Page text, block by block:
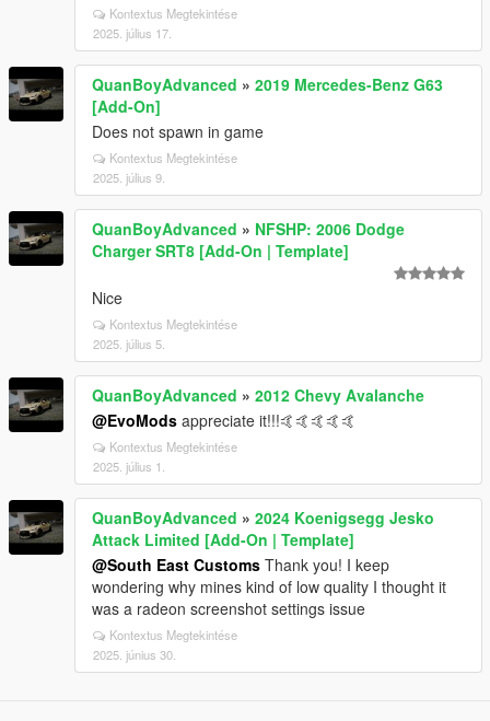
Kontextus Megtekintése
2025. július 17.
QuanBoyAdvanced » 2019 Mercedes-Benz G63
[Add-On]
Does not spawn in game
Kontextus Megtekintése
2025. július 9.
QuanBoyAdvanced » NFSHP: 2006 Dodge
Charger SRT8 [Add-On | Template]
Nice
Kontextus Megtekintése
2025. július 5.
QuanBoyAdvanced » 2012 Chevy Avalanche
@EvoMods appreciate it!!!🤙🤙🤙🤙🤙
Kontextus Megtekintése
2025. július 1.
QuanBoyAdvanced » 2024 Koenigsegg Jesko
Attack Limited [Add-On | Template]
@South East Customs Thank you! I keep
wondering why mines kind of low quality I thought it
was a radeon screenshot settings issue
Kontextus Megtekintése
2025. június 30.